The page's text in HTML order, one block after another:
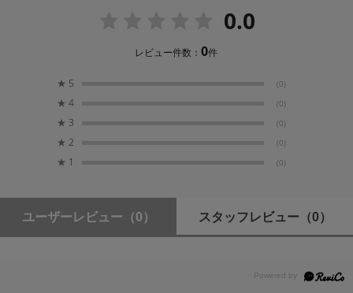
0.0
レビュー件数：0件
★ 5 (0)
★ 4 (0)
★ 3 (0)
★ 2 (0)
★ 1 (0)
ユーザーレビュー （0） スタッフレビュー （0）